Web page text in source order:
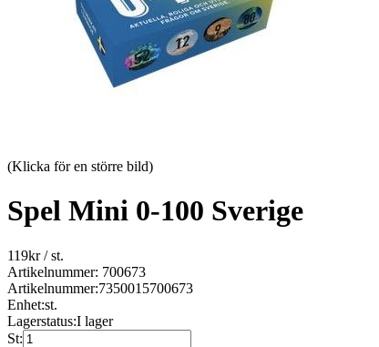
(Klicka för en större bild)
Spel Mini 0-100 Sverige
119kr/ st.
Artikelnummer: 700673
Artikelnummer:7350015700673
Enhet:st.
Lagerstatus:I lager
St: